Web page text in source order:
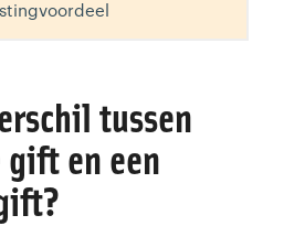
tussen
gift en een